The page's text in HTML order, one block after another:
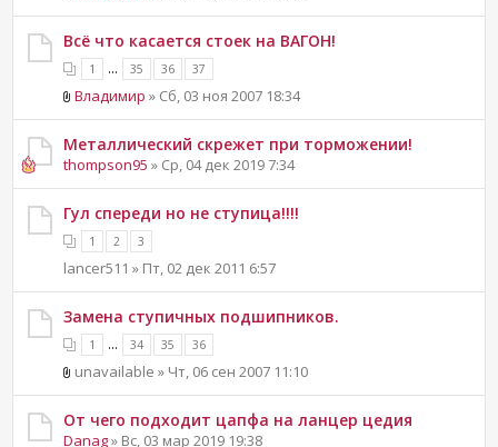
Всё что касается стоек на ВАГОН!
1 ... 35 36 37
Владимир » Сб, 03 ноя 2007 18:34
Металлический скрежет при торможении!
thompson95 » Ср, 04 дек 2019 7:34
Гул спереди но не ступица!!!!
1 2 3
lancer511 » Пт, 02 дек 2011 6:57
Замена ступичных подшипников.
1 ... 34 35 36
unavailable » Чт, 06 сен 2007 11:10
От чего подходит цапфа на ланцер цедия
Danag» Вс, 03 мар 2019 19:38